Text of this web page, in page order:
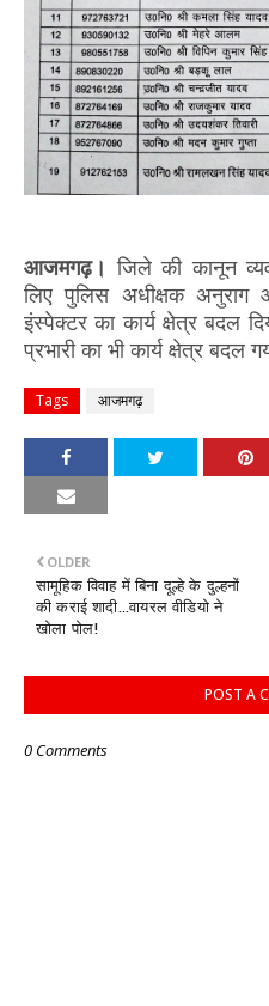
आजमगढ़। जिले की कानून
लिए पुलिस अधीक्षक
इंस्पेक्टर का कार्य क्षेत्र बदल
प्रभारी का भी कार्य क्षेत्र बदल
Tags आजमगढ़
OLDER
सामूहिक विवाह में बिना दूल्हे के दुल्हनों
की कराई शादी...वायरल वीडियो ने
खोला पोल!
POST A
0 Comments